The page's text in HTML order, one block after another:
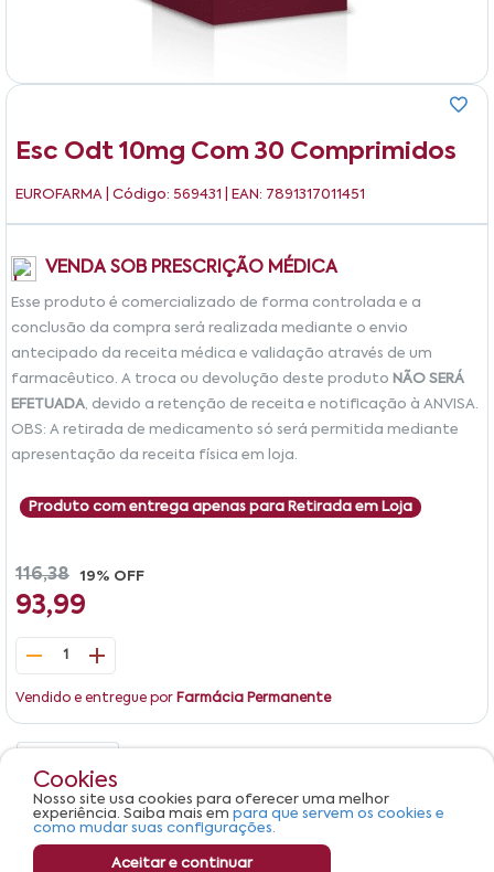
Esc Odt 10mg Com 30 Comprimidos
EUROFARMA | Código: 569431 | EAN: 7891317011451
VENDA SOB PRESCRIÇÃO MÉDICA
Esse produto é comercializado de forma controlada e a
conclusão da compra será realizada mediante o envio
antecipado da receita médica e validação através de um
farmacêutico. A troca ou devolução deste produto NÃO SERÁ
EFETUADA, devido a retenção de receita e notificação à ANVISA.
OBS: A retirada de medicamento só será permitida mediante
apresentação da receita física em loja.
Produto com entrega apenas para Retirada em Loja
116,38 19% OFF
93,99
1
Vendido e entregue por Farmácia Permanente
Produto não apresenta descrição.
Cookies
Nosso site usa cookies para oferecer uma melhor
experiência. Saiba mais em para que servem os cookies e
como mudar suas configurações.
Aceitar e continuar